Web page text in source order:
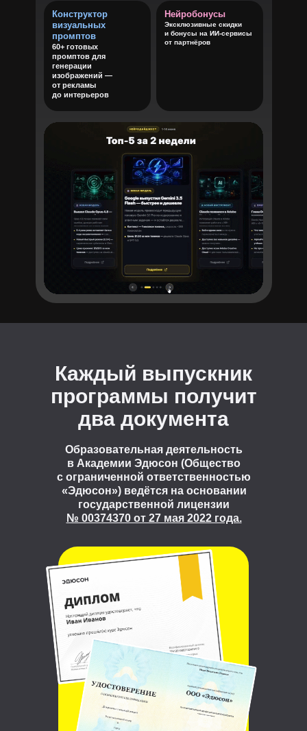
Конструктор
визуальных
промптов
60+ готовых
промптов для
генерации
изображений —
от рекламы
до интерьеров
Нейробонусы
Эксклюзивные скидки
и бонусы на ИИ-сервисы
от партнёров
Каждый выпускник
программы получит
два документа
Образовательная деятельность
в Академии Эдюсон (Общество
с ограниченной ответственностью
«Эдюсон») ведётся на основании
государственной лицензии
№ 00374370 от 27 мая 2022 года.